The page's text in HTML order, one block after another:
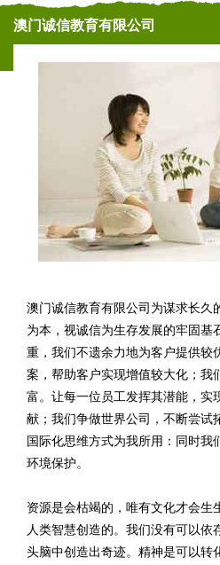
澳门诚信教育有限公司
澳门诚信教育有限公司为谋求长久
为本，视诚信为生存发展的牢固基
重，我们不遗余力地为客户提供较
案，帮助客户实现增值较大化；我
富。让每一位员工发挥其潜能，实
献；我们争做世界公司，不断尝试
国际化思维方式为我所用：同时我
环境保护。
资源是会枯竭的，唯有文化才会生
人类智慧创造的。我们没有可以依
头脑中创造出奇迹。精神是可以转